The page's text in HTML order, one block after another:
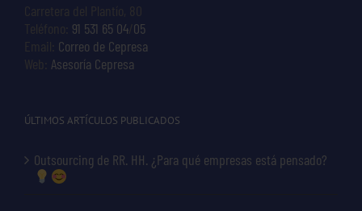
Carretera del Plantío, 80
Teléfono: 91 531 65 04 05
Email: Correo de Cepresa
Web: Asesoría Cepresa
ÚLTIMOS ARTÍCULOS PUBLICADOS
Outsourcing de RR. HH. ¿Para qué empresas está pensado?